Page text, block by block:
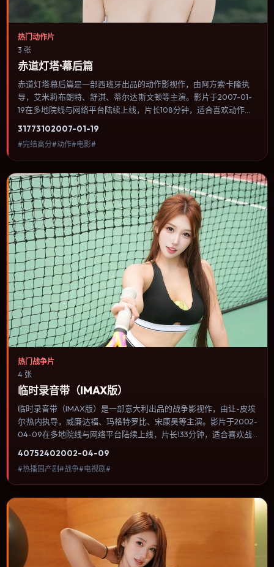
热门动作片
3 张
赤道灯塔·幕后篇
赤道灯塔·幕后篇是一部西班牙出品的动作影视作，由阿方索·卡隆执
导，艾米莉·布朗特、舒淇、蒂尔达·斯文顿等主演。影片于2007-01-
19在多地院线与网络平台陆续上线，片长108分钟，适合喜欢动作类
推进，节奏与视听语言统一，可作为休闲观影或类型片补片的选择。
31773102007-01-19
#完结高分#动作#电影#
热门战争片
4 张
临时录音带（IMAX版）
临时录音带（IMAX版）是一部意大利出品的战争影视作，由让-皮埃
尔·热内执导，威廉·达福、玛格特·罗比、宋康昊等主演。影片于2002-
04-09在多地院线与网络平台陆续上线，片长133分钟，适合喜欢战
情节推进，节奏与视听语言统一，可作为休闲观影或类型片补片的选
择。
40752402002-04-09
#热播国产剧#战争#电视剧#